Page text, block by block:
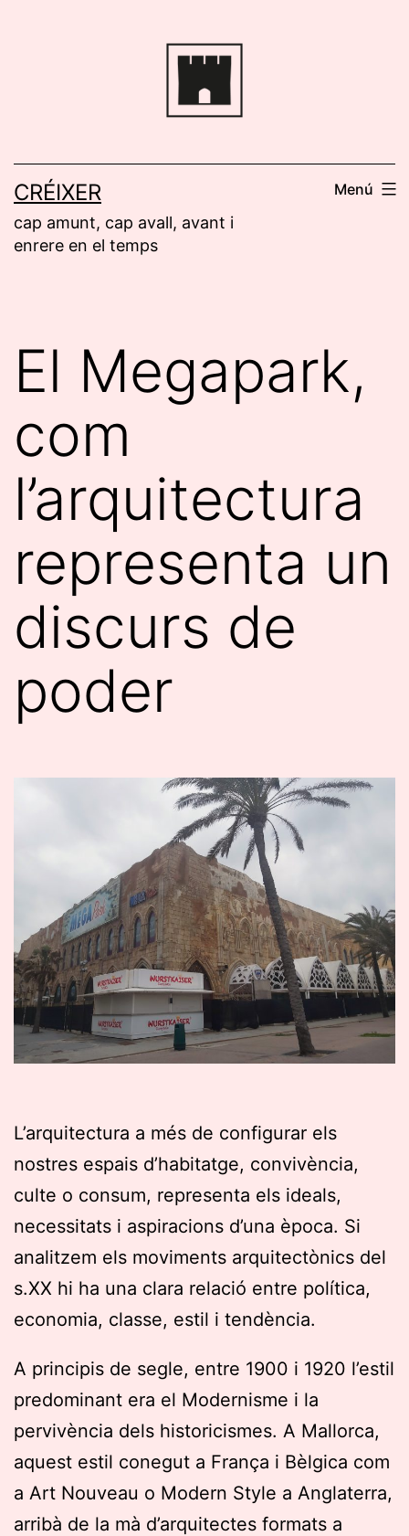
CRÉIXER
cap amunt, cap avall, avant i
enrere en el temps
Menú
El Megapark,
com
l’arquitectura
representa un
discurs de
poder
L’arquitectura a més de configurar els
nostres espais d’habitatge, convivència,
culte o consum, representa els ideals,
necessitats i aspiracions d’una època. Si
analitzem els moviments arquitectònics del
s.XX hi ha una clara relació entre política,
economia, classe, estil i tendència.
A principis de segle, entre 1900 i 1920 l’estil
predominant era el Modernisme i la
pervivència dels historicismes. A Mallorca,
aquest estil conegut a França i Bèlgica com
a Art Nouveau o Modern Style a Anglaterra,
arribà de la mà d’arquitectes formats a